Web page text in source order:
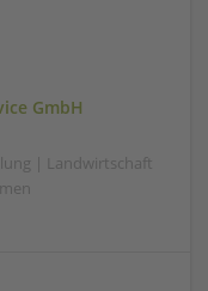
GmbH
| Landwirtschaft